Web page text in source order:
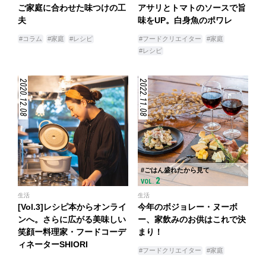
ご家庭に合わせた味つけの工
夫
#コラム #家庭 #レシピ
アサリとトマトのソースで旨
味をUP。白身魚のポワレ
#フードクリエイター
#家庭
#レシピ
2020.12.08
生活
[Vol.3]レシピ本からオンライ
ンへ。さらに広がる美味しい
笑顔ー料理家・フードコーデ
ィネーターSHIORI
2022.11.08
#ごはん盛れたから見て
VOL. 2
生活
今年のボジョレー・ヌーボ
ー、家飲みのお供はこれで決
まり！
#フードクリエイター #家庭